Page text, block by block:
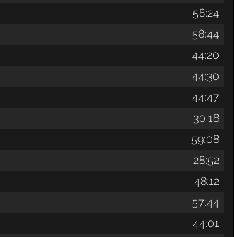
58:24
58:44
44:20
44:30
44:47
30:18
59:08
28:52
48:12
57:44
44:01